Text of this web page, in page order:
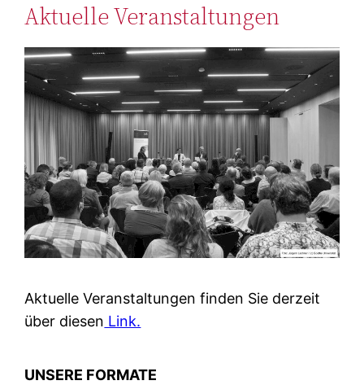
Aktuelle Veranstaltungen
Aktuelle Veranstaltungen finden Sie derzeit
über diesen Link.
UNSERE FORMATE